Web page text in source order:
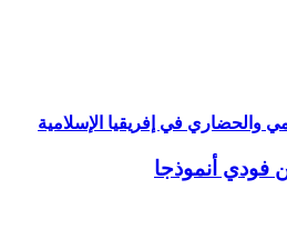
والحضاري في إفريقيا الإسلامية
فودي أنموذجا